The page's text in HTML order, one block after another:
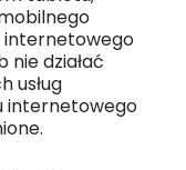
internetowego
nie działać
usług
internetowego